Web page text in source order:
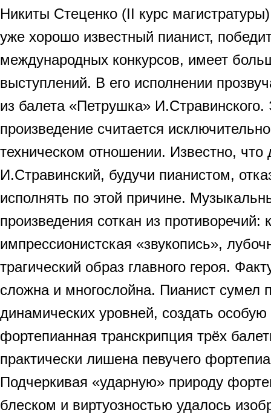
Никиты Стеценко (II курс
уже хорошо известный пианист,
международных конкурсов, имеет
выступлений. В его исполнении
из балета «Петрушка» И.Стравинского.
произведение считается
техническом отношении. Известно,
И.Стравинский, будучи пианистом,
исполнять по этой причине.
произведения соткан из противоречий:
импрессионистская «звукопись»,
трагический образ главного героя.
сложна и многослойна. Пианист сумел
динамических уровней, создать
фортепианная транскрипция трёх
практически лишена певучего
Подчеркивая «ударную» природу
блеском и виртуозностью удалось